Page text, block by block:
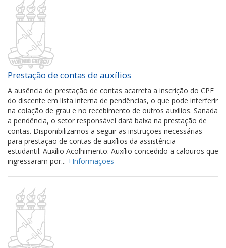
Prestação de contas de auxílios
A ausência de prestação de contas acarreta a inscrição do CPF
do discente em lista interna de pendências, o que pode interferir
na colação de grau e no recebimento de outros auxílios. Sanada
a pendência, o setor responsável dará baixa na prestação de
contas. Disponibilizamos a seguir as instruções necessárias
para prestação de contas de auxílios da assistência
estudantil. Auxílio Acolhimento: Auxílio concedido a calouros que
ingressaram por... +Informações